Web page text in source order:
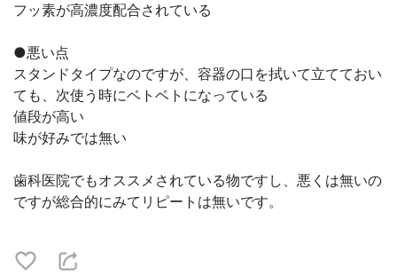
フッ素が高濃度配合されている
●悪い点
スタンドタイプなのですが、容器の口を拭いて立てておい
ても、次使う時にベトベトになっている
値段が高い
味が好みでは無い
歯科医院でもオススメされている物ですし、悪くは無いの
ですが総合的にみてリピートは無いです。